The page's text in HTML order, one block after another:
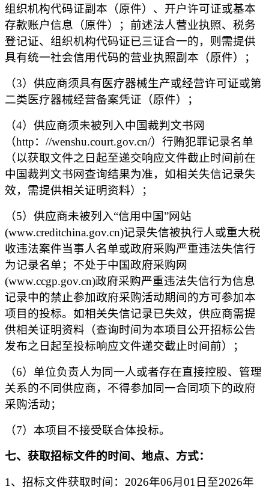
组织机构代码证副本（原件） 、 开户许可证或基本
存款账户信息 （原件）
；前述法人营业执照、税务
登记证、组织机构代码证已三证合一的，则需提供
具有统一社会信用代码的营业执照副本（原件） ；
（3）供应商须具有医疗器械生产或经营许可证或第
二类医疗器械经营备案凭证（原件）；
（4）供应商须未被列入中国裁判文书网
（http： //wenshu.court.gov.cn/）行贿犯罪记录名单
（以获取文件之日起至递交响应文件截止时间前在
中国裁判文书网查询结果为准，如相关失信记录失
效，需提供相关证明资料）
；
（5） 供应商未被列入“信用中国”网站
(www.creditchina.gov.cn)记录失信被执行人或重大税
收违法案件当事人名单或政府采购严重违法失信行
为记录名单；不处于中国政府采购网
(www.ccgp.gov.cn)政府采购严重违法失信行为信息
记录中的禁止参加政府采购活动期间的方可参加本
项目的投标。如相关失信记录已失效， 供应商需提
供相关证明资料（查询时间为本项目 公开招标公告
发布之日起至投标响应文件递交截止时间前） ；
（6）单位负责人为同一人或者存在直接控股、管理
关系的不同供应商，不得参加同一合同项下的政府
采购活动；
（7）本项目不接受联合体投标。
七、获取招标文件的时间、地点、方式：
1、 招标文件获取时间 ： 2026年06月 01 日至2026年